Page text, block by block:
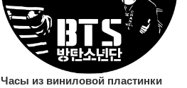
Часы из виниловой пластинки